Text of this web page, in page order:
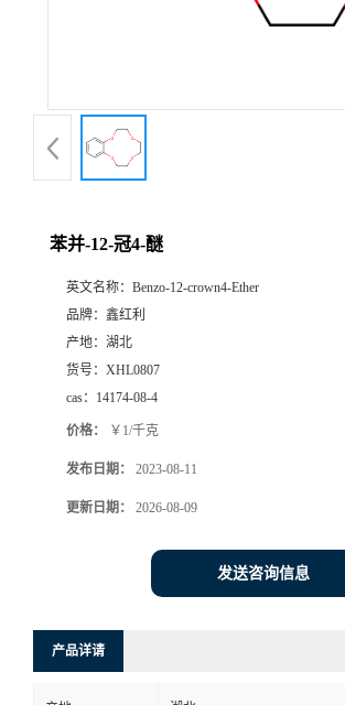
苯并-12-冠4-醚
英文名称： Benzo-12-crown4-Ether
品牌： 鑫红利
产地： 湖北
货号： XHL0807
cas： 14174-08-4
价格： ￥1/千克
发布日期： 2023-08-11
更新日期： 2026-08-09
发送咨询信息
产品详请